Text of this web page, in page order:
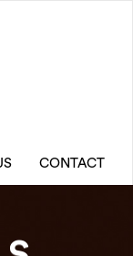
CONTACT